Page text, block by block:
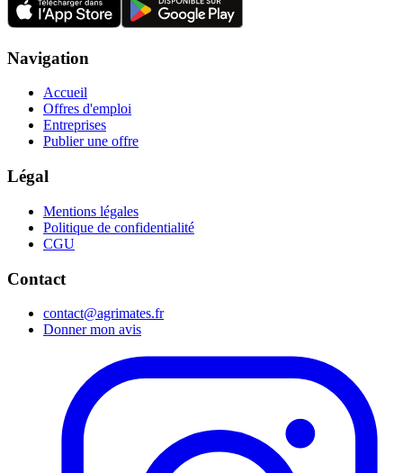
Navigation
Accueil
Offres d'emploi
Entreprises
Publier une offre
Légal
Mentions légales
Politique de confidentialité
CGU
Contact
contact@agrimates.fr
Donner mon avis